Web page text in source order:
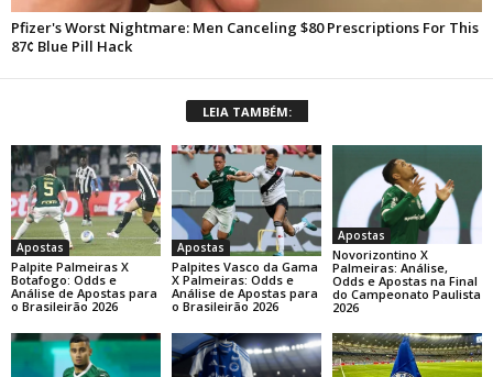
LEIA TAMBÉM:
Apostas
Palpite Palmeiras X
Botafogo: Odds e
Análise de Apostas para
o Brasileirão 2026
Apostas
Palpites Vasco da Gama
X Palmeiras: Odds e
Análise de Apostas para
o Brasileirão 2026
Apostas
Novorizontino X
Palmeiras: Análise,
Odds e Apostas na Final
do Campeonato Paulista
2026